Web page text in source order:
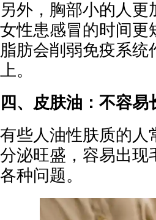
另外，胸部小的人
女性患感冒的时间更
脂肪会削弱免疫系
上。
四、皮肤油：不容
有些人油性肤质的人
分泌旺盛，容易出现
各种问题。